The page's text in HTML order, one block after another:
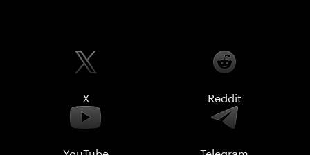
X Reddit